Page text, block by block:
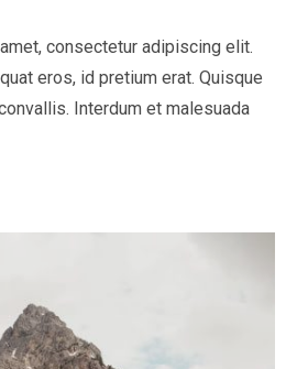
consectetur adipiscing elit.
eros, id pretium erat. Quisque
Interdum et malesuada